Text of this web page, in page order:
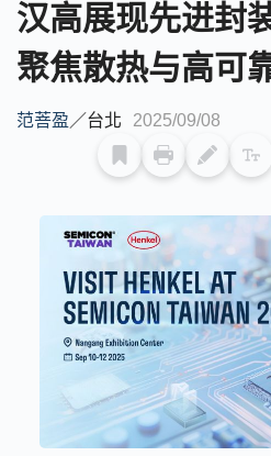
汉高展现先进封
聚焦散热与高可
范菩盈／台北 2025/09/08